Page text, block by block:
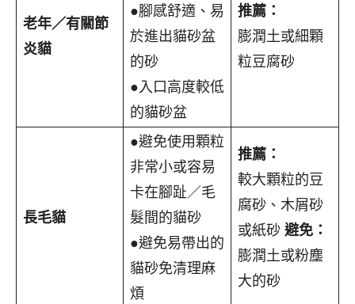
老年／有關節
炎貓
●腳感舒適、易
於進出貓砂盆
的砂
●入口高度較低
的貓砂盆
推薦：
膨潤土或細顆
粒豆腐砂
長毛貓
●避免使用顆粒
非常小或容易
卡在腳趾／毛
髮間的貓砂
●避免易帶出的
貓砂免清理麻
煩
推薦：
較大顆粒的豆
腐砂、木屑砂
或紙砂 避免：
膨潤土或粉塵
大的砂